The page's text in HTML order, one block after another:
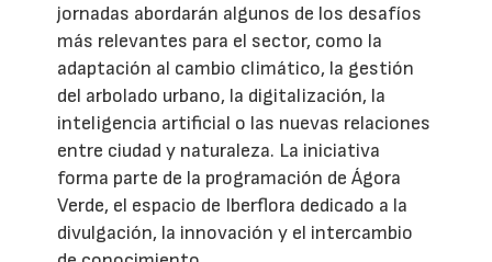
jornadas abordarán algunos de los desafíos
más relevantes para el sector, como la
adaptación al cambio climático, la gestión
del arbolado urbano, la digitalización, la
inteligencia artificial o las nuevas relaciones
entre ciudad y naturaleza. La iniciativa
forma parte de la programación de Ágora
Verde, el espacio de Iberflora dedicado a la
divulgación, la innovación y el intercambio